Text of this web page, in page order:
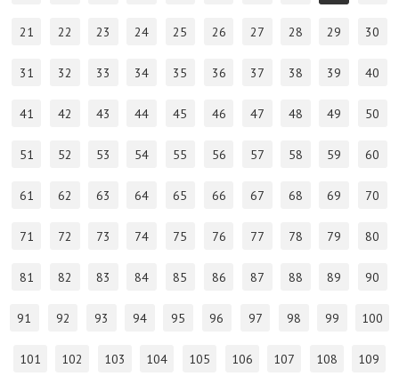
21 22 23 24 25 26 27 28 29 30
31 32 33 34 35 36 37 38 39 40
41 42 43 44 45 46 47 48 49 50
51 52 53 54 55 56 57 58 59 60
61 62 63 64 65 66 67 68 69 70
71 72 73 74 75 76 77 78 79 80
81 82 83 84 85 86 87 88 89 90
91 92 93 94 95 96 97 98 99 100
101 102 103 104 105 106 107 108 109